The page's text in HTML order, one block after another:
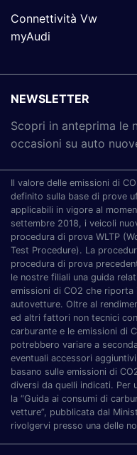
Connettività Vw
myAudi
NEWSLETTER
Scopri in anteprima le
occasioni su auto
Il valore delle emissioni di
definito sulla base di prove
applicabili in vigore al
settembre 2018, i veicoli
procedura di prova WLTP
Test Procedure). La
procedura di prova
le nostre filiali una guida
emissioni di CO2 che
autovetture. Oltre al
ed altri fattori non tecnici
carburante e le emissioni di
potrebbero variare a
eventuali accessori
basano sulle emissioni di
diversi da quelli indicati. Per
la “Guida ai consumi di
vetture”, pubblicata dal
rivolgervi presso una delle